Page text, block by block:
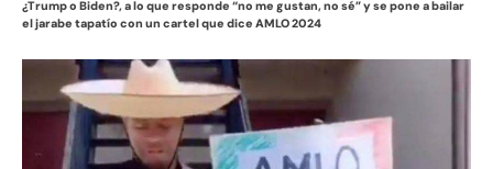
¿Trump o Biden?, a lo que responde “no me gustan, no sé” y se pone a bailar
el jarabe tapatío con un cartel que dice AMLO 2024